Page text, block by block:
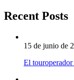
Recent Posts
15 de junio de
El